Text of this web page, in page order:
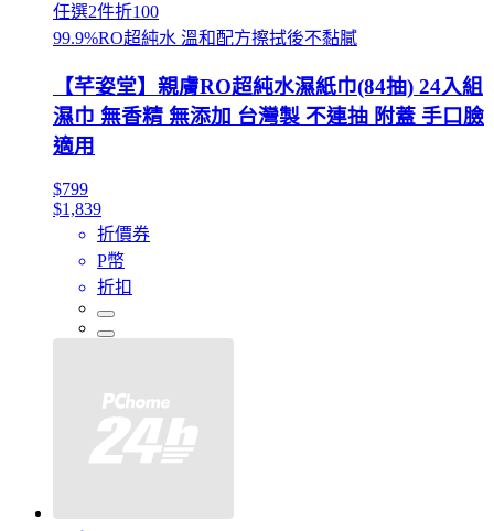
任選2件折100
99.9%RO超純水 溫和配方擦拭後不黏膩
【芊姿堂】親膚RO超純水濕紙巾(84抽) 24入組
濕巾 無香精 無添加 台灣製 不連抽 附蓋 手口臉
適用
$799
$1,839
折價券
P幣
折扣